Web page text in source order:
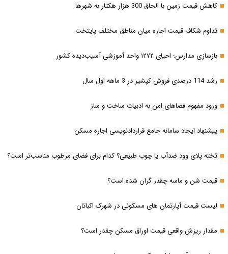
کاهش قیمت زمین با الحاق 300 هزار هکتار به شهرها
تداوم شکاف قیمت اجاره میان مناطق مختلف پایتخت
بازسازی مدارس؛ احیای ۱۲۷۲ واحد آموزشی آسیب‌دیده کشور
رشد 114 درصدی فروش کپشیر در 3 ماهه اول سال
ورود مفهوم فضاهای امن به ادبیات ساخت و ساز
پیشنهاد ایجاد سامانه جامع قراردادنویسی اجاره مسکن
تخته پلای وود ضدآب یا چوب طبیعی؟ کدام برای فضای مرطوب مناسب‌تر است؟
قیمت شن و ماسه چقدر گران شده است؟
لیست قیمت آپارتمان های مسکونی در شهرک اکباتان
مقدار ریزش واقعی قیمت اوراق مسکن چقدر است؟